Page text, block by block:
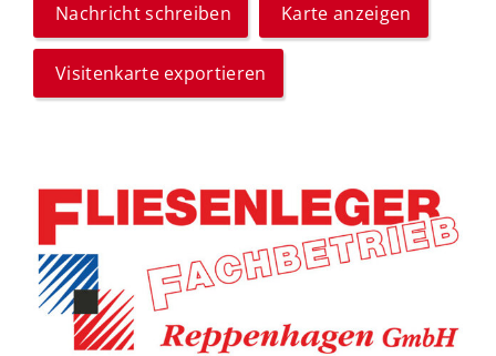
Nachricht schreiben Karte anzeigen
Visitenkarte exportieren